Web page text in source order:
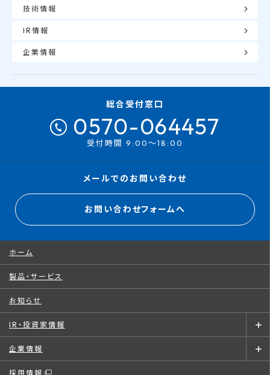
技術情報
IR情報
企業情報
総合受付窓口
0570-064457
受付時間 9:00～18:00
メールでのお問い合わせ
お問い合わせフォームへ
ホーム
製品・サービス
お知らせ
IR・投資家情報
企業情報
採用情報